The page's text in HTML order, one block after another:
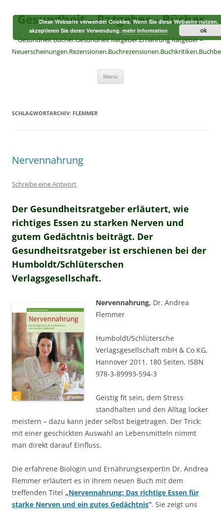
springen
Gesundheit – Ratgeber – Bücher
Gesundheit Bücher.Gesundheit Ratgeber.Ernährung Ratgeber –
Menü
SCHLAGWORTARCHIV: FLEMMER
Nervennahrung
Schreibe eine Antwort
Der Gesundheitsratgeber erläutert, wie
richtiges Essen zu starken Nerven und
gutem Gedächtnis beiträgt. Der
Gesundheitsratgeber ist erschienen bei der
Humboldt/Schlüterschen
Verlagsgesellschaft.
Nervennahrung, Dr. Andrea
Flemmer
Humboldt/Schlütersche
Verlagsgesellschaft mbH & Co KG,
Hannover 2011, 180 Seiten, ISBN
978-3-89993-594-3
Geistig fit sein, dem Stress
standhalten und den Alltag locker
meistern – dazu kann jeder selbst beigetragen. Der Trick:
mit einer geschickten Auswahl an Lebensmitteln nimmt
man direkt darauf Einfluss.
Die erfahrene Biologin und Ernährungsexpertin Dr. Andrea
Flemmer erläutert es in ihrem neuen Buch mit dem
treffenden Titel „Nervennahrung: Das richtige Essen für
starke Nerven und ein gutes Gedächtnis“. Sie zeigt uns
Diese Webseite verwendet Cookies. Wenn Sie diese Webseite nutzen,
akzeptieren Sie deren Verwendung.mehr Information ok